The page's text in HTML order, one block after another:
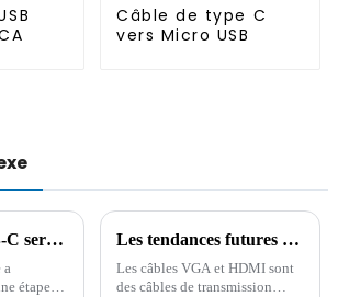
Câble de type C
vers Micro USB
L'interface USB-C sera adoptée comme norme de charge universelle d'ici fin 2024.
a
étape
Les tendances futures du développement des câbles de données à partir des différences entre les câbles VGA et HDMI
Les câbles VGA et HDMI sont
des câbles de transmission